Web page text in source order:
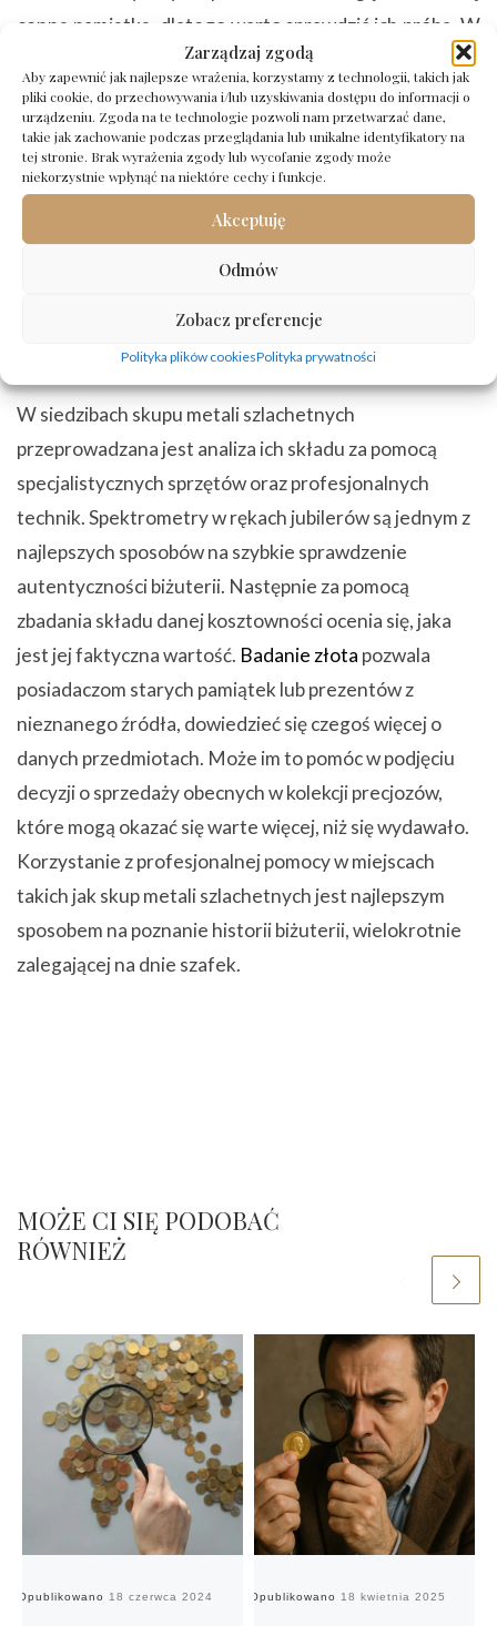
Zarządzaj zgodą
Aby zapewnić jak najlepsze wrażenia, korzystamy z technologii, takich jak
pliki cookie, do przechowywania i/lub uzyskiwania dostępu do informacji o
urządzeniu. Zgoda na te technologie pozwoli nam przetwarzać dane,
takie jak zachowanie podczas przeglądania lub unikalne identyfikatory na
tej stronie. Brak wyrażenia zgody lub wycofanie zgody może
niekorzystnie wpłynąć na niektóre cechy i funkcje.
Akceptuję
Odmów
Zobacz preferencje
Polityka plików cookiesPolityka prywatności
cenną pamiątką, dlatego warto sprawdzić ich próbę. W
miejscach specjalizujących się w badaniu metali
szlachetnych otrzymuje się profesjonalną pomoc w
kwestii zbadania jakości każdego produktu. Zarówno
złote i srebrne kosztowności, jak i te wykonane z
palladu lub platyny są wiele warte, dlatego jeżeli
planuje się sprzedaż posiadanych drobiazgów,
poznanie ich dokładnego składu jest pierwszym
ZAAWANSOWANE BADANIE ZŁOTA
W siedzibach skupu metali szlachetnych
przeprowadzana jest analiza ich składu za pomocą
specjalistycznych sprzętów oraz profesjonalnych
technik. Spektrometry w rękach jubilerów są jednym z
najlepszych sposobów na szybkie sprawdzenie
autentyczności biżuterii. Następnie za pomocą
zbadania składu danej kosztowności ocenia się, jaka
jest jej faktyczna wartość. Badanie złota pozwala
posiadaczom starych pamiątek lub prezentów z
nieznanego źródła, dowiedzieć się czegoś więcej o
danych przedmiotach. Może im to pomóc w podjęciu
decyzji o sprzedaży obecnych w kolekcji precjozów,
które mogą okazać się warte więcej, niż się wydawało.
Korzystanie z profesjonalnej pomocy w miejscach
takich jak skup metali szlachetnych jest najlepszym
sposobem na poznanie historii biżuterii, wielokrotnie
zalegającej na dnie szafek.
MOŻE CI SIĘ PODOBAĆ
RÓWNIEŻ
Opublikowano 18 czerwca 2024 Opublikowano 18 kwietnia 2025